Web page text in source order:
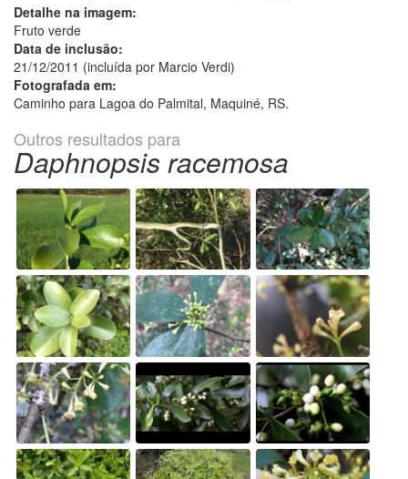
Detalhe na imagem:
Fruto verde
Data de inclusão:
21/12/2011 (incluída por Marcio Verdi)
Fotografada em:
Caminho para Lagoa do Palmital, Maquiné, RS.
Outros resultados para
Daphnopsis racemosa